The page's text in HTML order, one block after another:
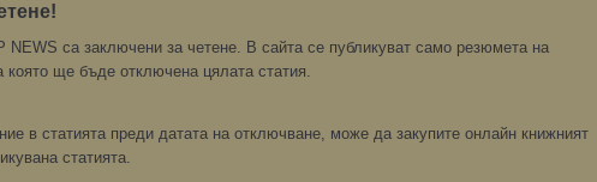
NEWS са заключени за четене. В сайта се публикуват само резюмета на
която ще бъде отключена цялата статия.
в статията преди датата на отключване, може да закупите онлайн книжният
статията.